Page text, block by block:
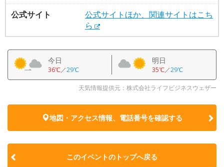
公式サイト
公式サイトほか、関連サイトはこち
ら
今日
36℃／29℃
明日
35℃／29℃
天気情報提供元：株式会社ライフビジネスウェザー
地図・アクセス情報、電話番号を確認する
このイベントのトップへ戻る